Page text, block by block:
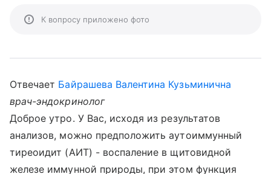
К вопросу приложено фото
Отвечает Байрашева Валентина Кузьминична
врач-эндокринолог
Доброе утро. У Вас, исходя из результатов
анализов, можно предположить аутоиммунный
тиреоидит (АИТ) - воспаление в щитовидной
железе иммунной природы, при этом функция